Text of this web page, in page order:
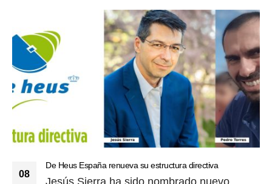
08
De Heus España renueva su estructura directiva
Jesús Sierra ha sido nombrado nuevo